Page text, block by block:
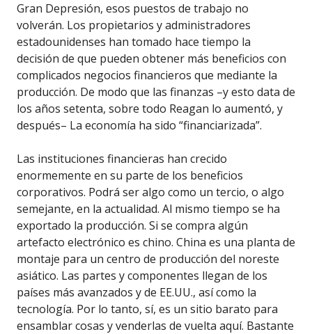
Gran Depresión, esos puestos de trabajo no
volverán. Los propietarios y administradores
estadounidenses han tomado hace tiempo la
decisión de que pueden obtener más beneficios con
complicados negocios financieros que mediante la
producción. De modo que las finanzas –y esto data de
los años setenta, sobre todo Reagan lo aumentó, y
después– La economía ha sido “financiarizada”.
Las instituciones financieras han crecido
enormemente en su parte de los beneficios
corporativos. Podrá ser algo como un tercio, o algo
semejante, en la actualidad. Al mismo tiempo se ha
exportado la producción. Si se compra algún
artefacto electrónico es chino. China es una planta de
montaje para un centro de producción del noreste
asiático. Las partes y componentes llegan de los
países más avanzados y de EE.UU., así como la
tecnología. Por lo tanto, sí, es un sitio barato para
ensamblar cosas y venderlas de vuelta aquí. Bastante